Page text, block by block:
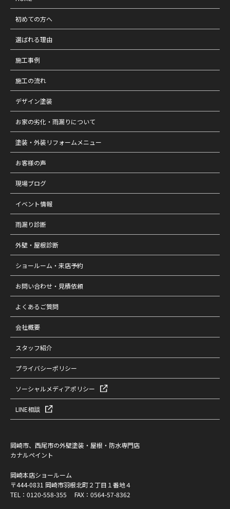
初めての方へ
選ばれる理由
施工事例
施工の流れ
デザイン塗装
お家の劣化・雨漏りについて
塗装・外装リフォームメニュー
お客様の声
現場ブログ
イベント情報
雨漏り診断
外壁・屋根診断
ショールーム・来店予約
お問い合わせ・見積依頼
よくあるご質問
会社概要
スタッフ紹介
プライバシーポリシー
ソーシャルメディアポリシー
LINE相談
岡崎市、西尾市の外壁塗装・屋根・防水専門店
カナルペイント
岡崎本店ショールーム
〒444-0831 岡崎市羽根北町２丁目１番地４
TEL： 0120-558-355 FAX：0564-57-8362